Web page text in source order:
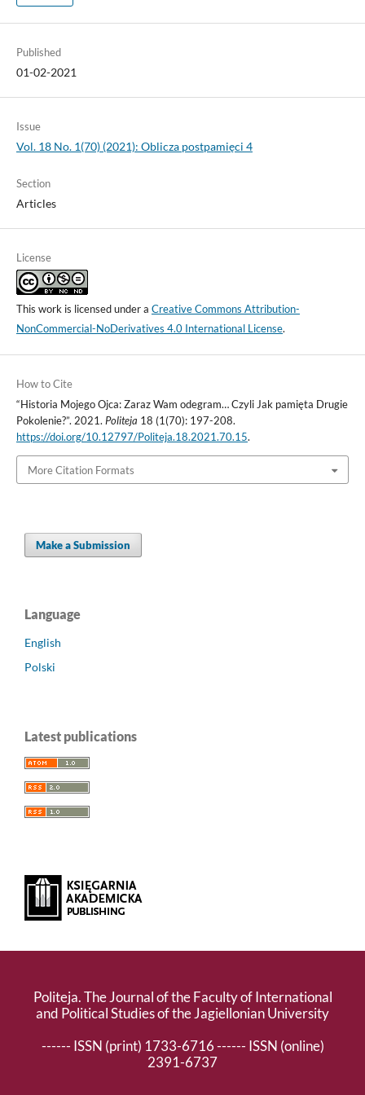
Published
01-02-2021
Issue
Vol. 18 No. 1(70) (2021): Oblicza postpamięci 4
Section
Articles
License
This work is licensed under a Creative Commons Attribution-
NonCommercial-NoDerivatives 4.0 International License.
How to Cite
“Historia Mojego Ojca: Zaraz Wam odegram… Czyli Jak pamięta Drugie
Pokolenie?”. 2021. Politeja 18 (1(70): 197-208.
https://doi.org/10.12797/Politeja.18.2021.70.15.
More Citation Formats
Make a Submission
Language
English
Polski
Latest publications
Politeja. The Journal of the Faculty of International
and Political Studies of the Jagiellonian University
------ ISSN (print) 1733-6716 ------ ISSN (online)
2391-6737